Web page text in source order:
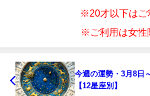
※20才以下はご
※ご利用は女性
今週の運勢・3月8日
【12星座別】